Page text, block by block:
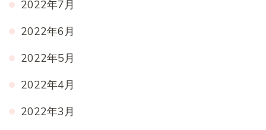
2022年7月
2022年6月
2022年5月
2022年4月
2022年3月